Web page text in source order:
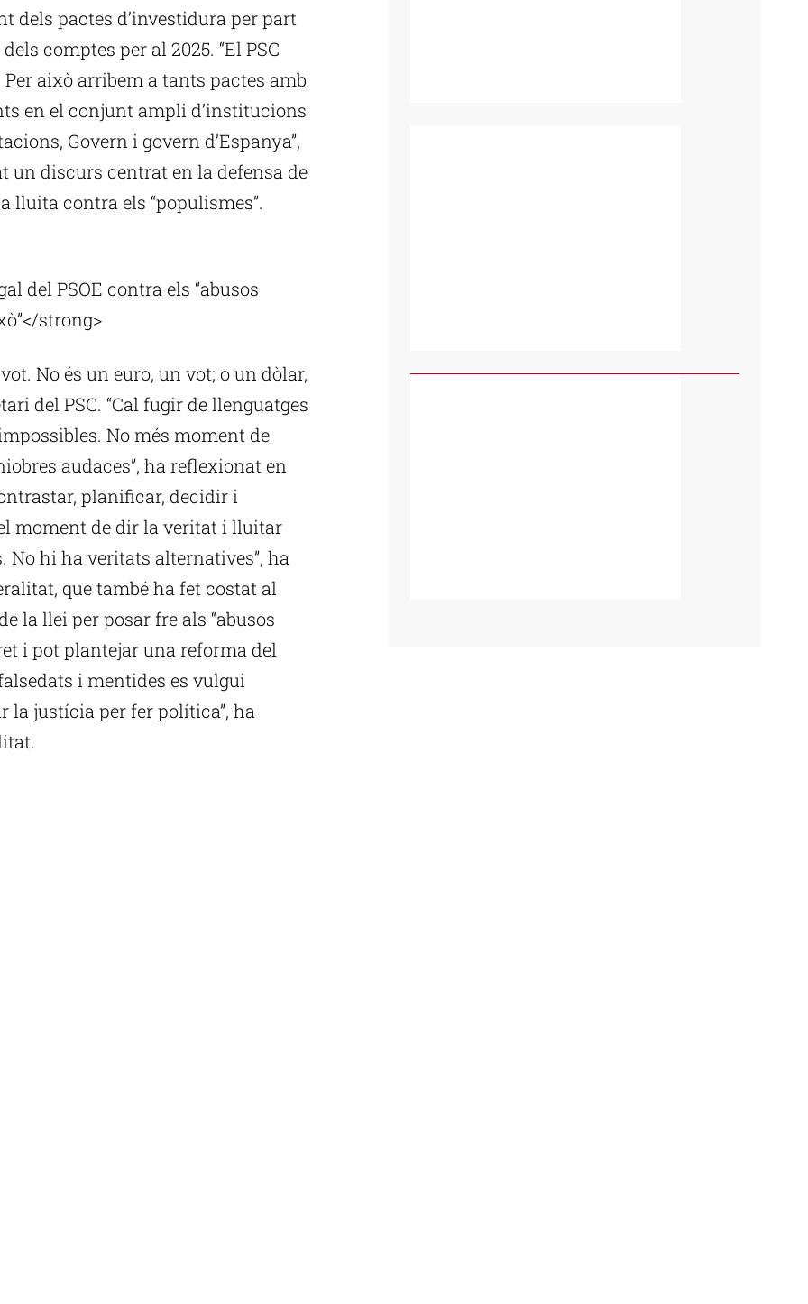
dels pactes d’investidura per part
comptes per al 2025. “El PSC
això arribem a tants pactes amb
en el conjunt ampli d’institucions
Govern i govern d’Espanya”,
un discurs centrat en la defensa de
lluita contra els “populismes”.
del PSOE contra els “abusos
strong>
No és un euro, un vot; o un dòlar,
del PSC. “Cal fugir de llenguatges
No més moment de
audaces”, ha reflexionat en
planificar, decidir i
moment de dir la veritat i lluitar
hi ha veritats alternatives”, ha
que també ha fet costat al
la llei per posar fre als “abusos
i pot plantejar una reforma del
i mentides es vulgui
justícia per fer política”, ha